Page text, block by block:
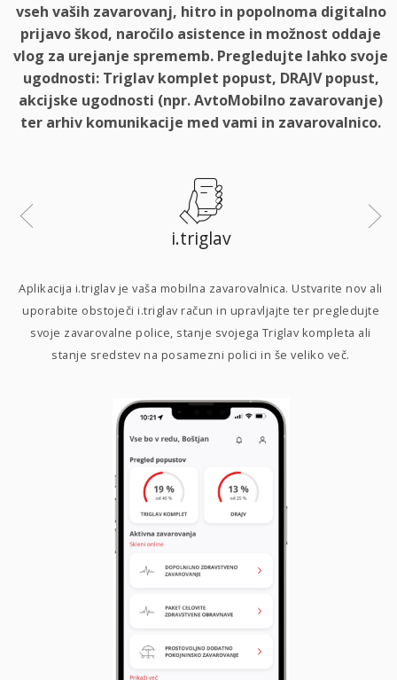
vseh vaših zavarovanj, hitro in popolnoma digitalno
prijavo škod, naročilo asistence in možnost oddaje
vlog za urejanje sprememb. Pregledujte lahko svoje
ugodnosti: Triglav komplet popust, DRAJV popust,
akcijske ugodnosti (npr. AvtoMobilno zavarovanje)
ter arhiv komunikacije med vami in zavarovalnico.
i.triglav
Aplikacija i.triglav je vaša mobilna zavarovalnica. Ustvarite nov ali
uporabite obstoječi i.triglav račun in upravljajte ter pregledujte
svoje zavarovalne police, stanje svojega Triglav kompleta ali
stanje sredstev na posamezni polici in še veliko več.